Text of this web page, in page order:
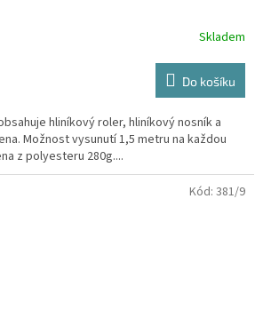
Skladem
Do košíku
hliníkový roler, hliníkový nosník a
Možnost vysunutí 1,5 metru na každou
z polyesteru 280g....
Kód: 381/9